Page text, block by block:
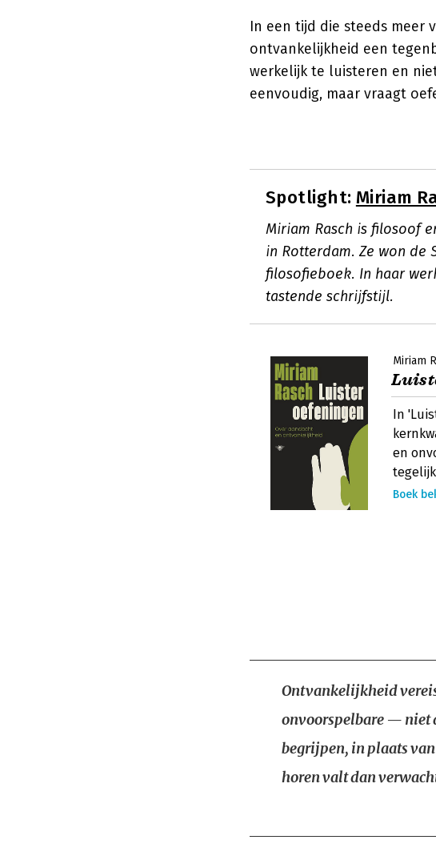
In een tijd die steeds meer
ontvankelijkheid een
werkelijk te luisteren en
eenvoudig, maar vraagt
Spotlight: Miriam
Miriam Rasch is filosoof
in Rotterdam. Ze won de
filosofieboek. In haar
tastende schrijfstijl.
Miriam
In
en
Boek
Ontvankelijkheid
onvoorspelbare — niet
begrijpen, in plaats
horen valt dan